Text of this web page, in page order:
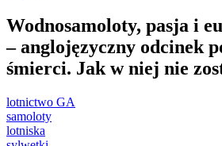
Wodnosamoloty, pasja i
– anglojęzyczny odcinek
śmierci. Jak w niej nie
lotnictwo GA
samoloty
lotniska